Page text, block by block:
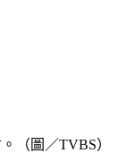
（圖／TVBS）